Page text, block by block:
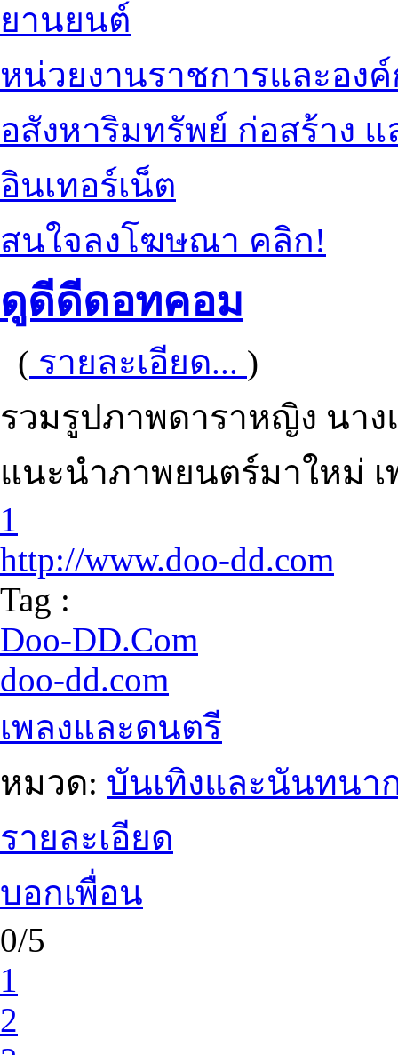
ยานยนต์
หน่วยงานราชการและอง
อสังหาริมทรัพย์ ก่อสร้าง
อินเทอร์เน็ต
สนใจลงโฆษณา คลิก!
ดูดีดีดอทคอม
( รายละเอียด... )
รวมรูปภาพดาราหญิง นา
แนะนำภาพยนตร์มาใหม่ เ
1
http://www.doo-dd.com
Tag :
Doo-DD.Com
doo-dd.com
เพลงและดนตรี
หมวด: บันเทิงและนันทนา
รายละเอียด
บอกเพื่อน
0/5
1
2